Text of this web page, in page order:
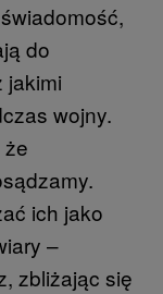
do
jakimi
wojny.
ich jako
–
zbliżając się